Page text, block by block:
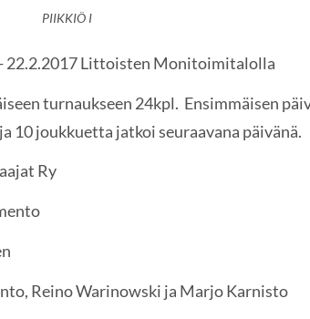
PIIKKIÖ I
22.2.2017 Littoisten Monitoimitalolla
turnaukseen 24kpl. Ensimmäisen
10 joukkuetta jatkoi seuraavana päivänä.
Ry
Reino Warinowski ja Marjo Karnisto